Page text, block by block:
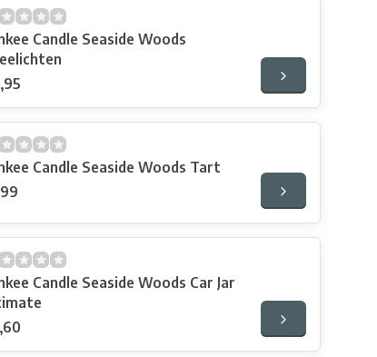
Candle Seaside Woods
Candle Seaside Woods Tart
Candle Seaside Woods Car Jar